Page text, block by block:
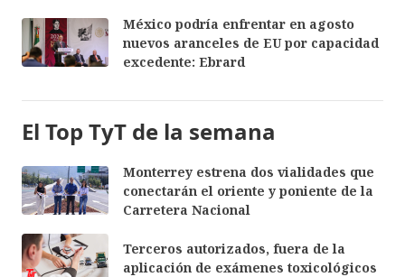
México podría enfrentar en agosto
nuevos aranceles de EU por capacidad
excedente: Ebrard
El Top TyT de la semana
Monterrey estrena dos vialidades que
conectarán el oriente y poniente de la
Carretera Nacional
Terceros autorizados, fuera de la
aplicación de exámenes toxicológicos